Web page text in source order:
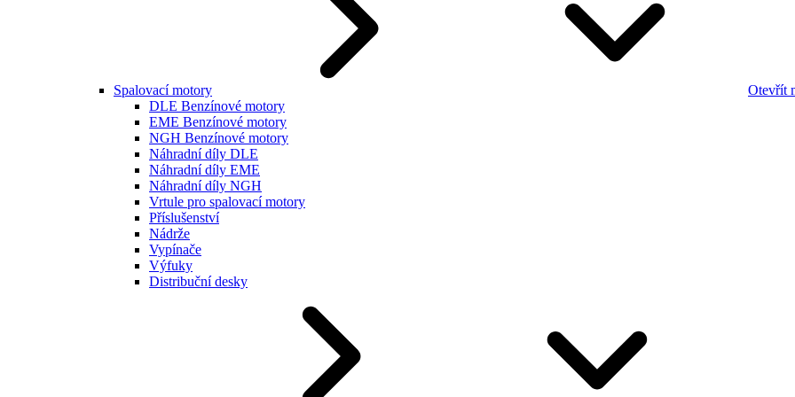
Spalovací motory
Otevřít
DLE Benzínové motory
EME Benzínové motory
NGH Benzínové motory
Náhradní díly DLE
Náhradní díly EME
Náhradní díly NGH
Vrtule pro spalovací motory
Příslušenství
Nádrže
Vypínače
Výfuky
Distribuční desky